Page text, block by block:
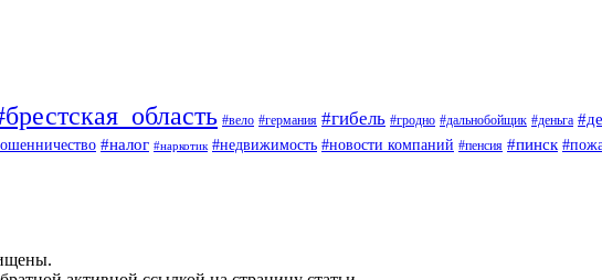
#вело #германия #гибель #гродно #дальнобойщик #деньга
#налог #наркотик #недвижимость #новости компаний #пенсия #пинск